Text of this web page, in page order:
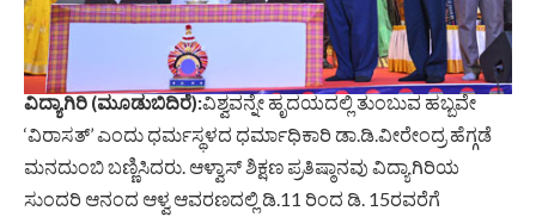
ವಿದ್ಯಾಗಿರಿ (ಮೂಡುಬಿದಿರೆ):ವಿಶ್ವವನ್ನೇ ಹೃದಯದಲ್ಲಿ ತುಂಬುವ ಹಬ್ಬವೇ
‘ವಿರಾಸತ್’ ಎಂದು ಧರ್ಮಸ್ಥಳದ ಧರ್ಮಾಧಿಕಾರಿ ಡಾ.ಡಿ.ವೀರೇಂದ್ರ ಹೆಗ್ಗಡೆ
ಮನದುಂಬಿ ಬಣ್ಣಿಸಿದರು. ಆಳ್ವಾಸ್ ಶಿಕ್ಷಣ ಪ್ರತಿಷ್ಠಾನವು ವಿದ್ಯಾಗಿರಿಯ
ಸುಂದರಿ ಆನಂದ ಆಳ್ವ ಆವರಣದಲ್ಲಿ ಡಿ.11 ರಿಂದ ಡಿ. 15ರವರೆಗೆ